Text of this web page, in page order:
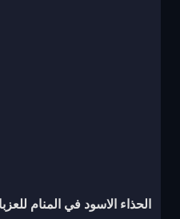
الحذاء الاسود في المنام